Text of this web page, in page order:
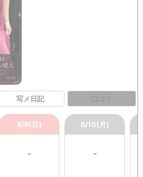
写メ日記
8/9(日)
-
8/10(月)
-